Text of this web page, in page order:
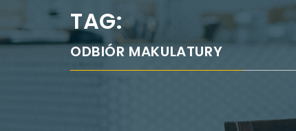
TAG:
ODBIÓR MAKULATURY